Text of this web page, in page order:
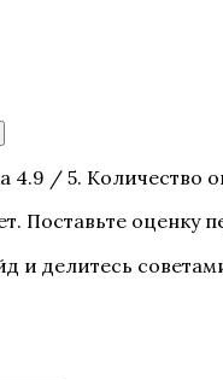
Софи
4.9 / 5. Количество
Поставьте оценку
и делитесь